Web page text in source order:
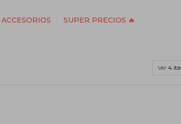
ACCESORIOS SUPER PRECIOS 🔥
Ver